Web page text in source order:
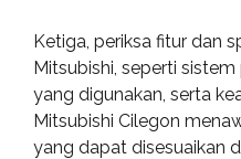
Ketiga, periksa fitur dan
Mitsubishi, seperti
yang digunakan, serta
Mitsubishi Cilegon
yang dapat disesuaikan